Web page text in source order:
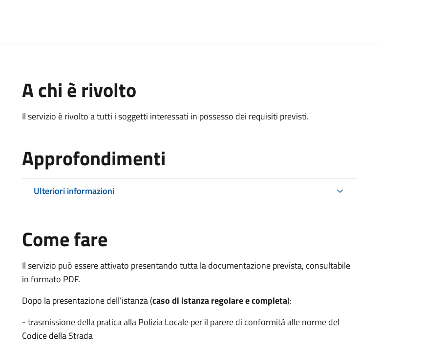
A chi è rivolto
Il servizio è rivolto a tutti i soggetti interessati in possesso dei requisiti previsti.
Approfondimenti
Ulteriori informazioni
Come fare
Il servizio può essere attivato presentando tutta la documentazione prevista, consultabile
in formato PDF.
Dopo la presentazione dell’istanza (caso di istanza regolare e completa):
- trasmissione della pratica alla Polizia Locale per il parere di conformità alle norme del
Codice della Strada